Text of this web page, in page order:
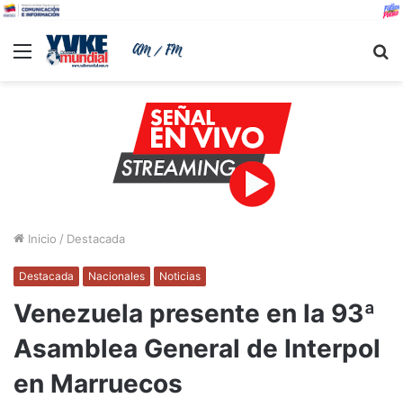
Menu
Inicio / Destacada
Destacada Nacionales Noticias
Venezuela presente en la 93ª
Asamblea General de Interpol
en Marruecos